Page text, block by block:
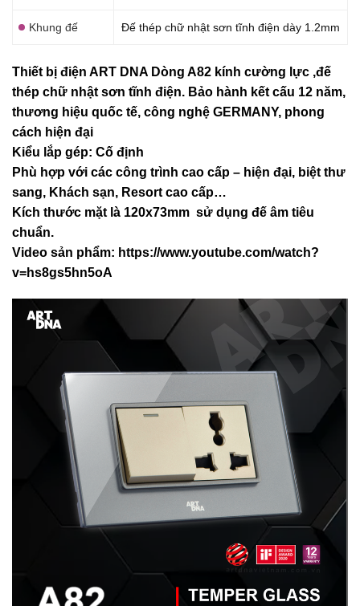
Khung đế Đế thép chữ nhật sơn tĩnh điện dày 1.2mm
Thiết bị điện ART DNA Dòng A82 kính cường lực ,đế
thép chữ nhật sơn tĩnh điện. Bảo hành kết cấu 12 năm,
thương hiệu quốc tế, công nghệ GERMANY, phong
cách hiện đại
Kiểu lắp gép: Cố định
Phù hợp với các công trình cao cấp – hiện đại, biệt thư
sang, Khách sạn, Resort cao cấp…
Kích thước mặt là 120x73mm sử dụng đế âm tiêu
chuẩn.
Video sản phẩm: https://www.youtube.com/watch?
v=hs8gs5hn5oA